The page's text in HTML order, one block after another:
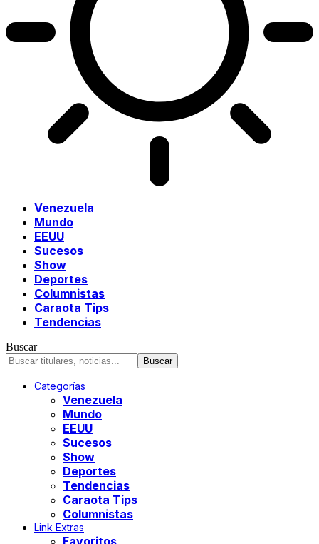
Venezuela
Mundo
EEUU
Sucesos
Show
Deportes
Columnistas
Caraota Tips
Tendencias
Buscar
Categorías
Venezuela
Mundo
EEUU
Sucesos
Show
Deportes
Tendencias
Caraota Tips
Columnistas
Link Extras
Favoritos